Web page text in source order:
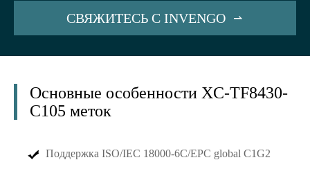
СВЯЖИТЕСЬ С INVENGO 
Основные особенности XC-TF8430-
C105 меток
Поддержка ISO/IEC 18000-6C/EPC global C1G2